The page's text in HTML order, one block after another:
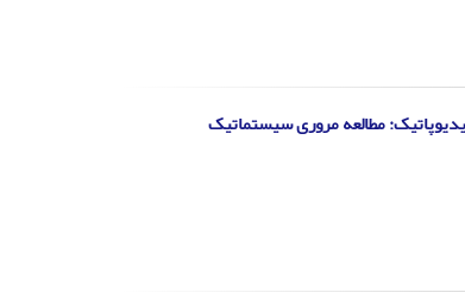
مطالعه مروری سیستماتیک